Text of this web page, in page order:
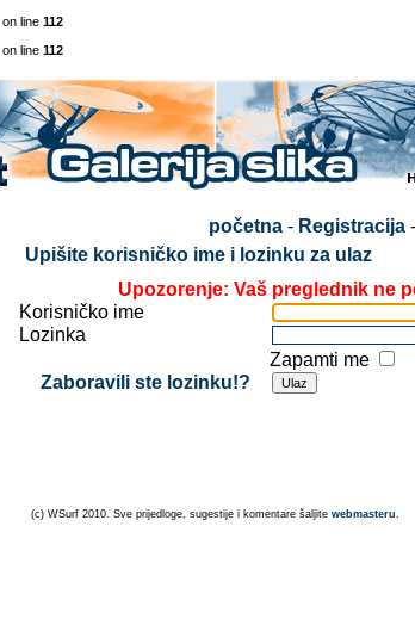
on line 112
on line 112
početna- Registracija-
Upišite korisničko ime i lozinku za ulaz
Upozorenje: Vaš preglednik ne
Korisničko ime
Lozinka
Zapamti me
Zaboravili ste lozinku!?
(c) WSurf 2010. Sve prijedloge, sugestije i komentare šaljite webmasteru